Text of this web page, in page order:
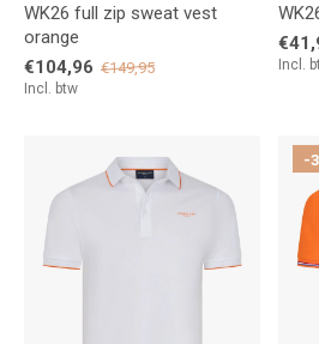
WK26 full zip sweat vest
orange
€104,96 €149,95
Incl. btw
Incl.
-